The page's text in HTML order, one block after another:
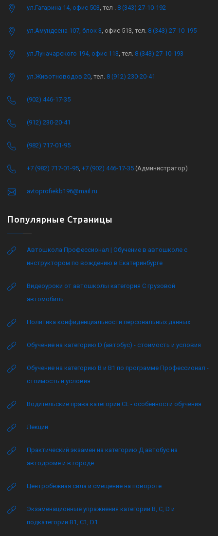
ул.Гагарина 14, офис 503 , тел . 8 (343) 27-10-192
ул.Амундсена 107, блок 3 , офис 513, тел. 8 (343) 27-10-195
ул.Луначарского 194, офис 113 , тел. 8 (343) 27-10-193
ул.Животноводов 20 , тел. 8 (912) 230-20-41
(902) 446-17-35
(912) 230-20-41
(982) 717-01-95
+7 (982) 717-01-95 +7 (902) 446-17-35 (Администратор)
avtoprofiekb196@mail.ru
Популярные Страницы
Автошкола Профессионал | Обучение в автошколе с
инструктором по вождению в Екатеринбурге
Видеоуроки от автошколы категория C грузовой
автомобиль
Политика конфиденциальности персональных данных
Обучение на категорию D (автобус) - стоимость и условия
Обучение на категорию B и B1 по программе Профессионал -
стоимость и условия
Водительские права категории CE - особенности обучения
Лекции
Практический экзамен на категорию Д автобус на
автодроме и в городе
Центробежная сила и смещение на повороте
Экзаменационные упражнения категории B, C, D и
подкатегории B1, C1, D1